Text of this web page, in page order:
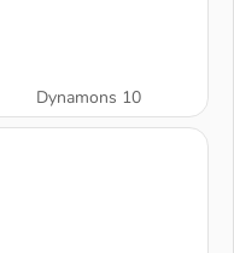
Dynamons 10